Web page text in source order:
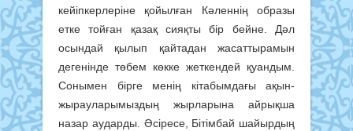
кейіпкерлеріне қойылған Кәленнің образы
етке тойған қазақ сияқты бір бейне. Дәл
осындай қылып қайтадан жасаттырамын
дегенінде төбем көкке жеткендей қуандым.
Сонымен бірге менің кітабымдағы ақын-
жырауларымыздың жырларына айрықша
назар аударды. Әсіресе, Бітімбай шайырдың